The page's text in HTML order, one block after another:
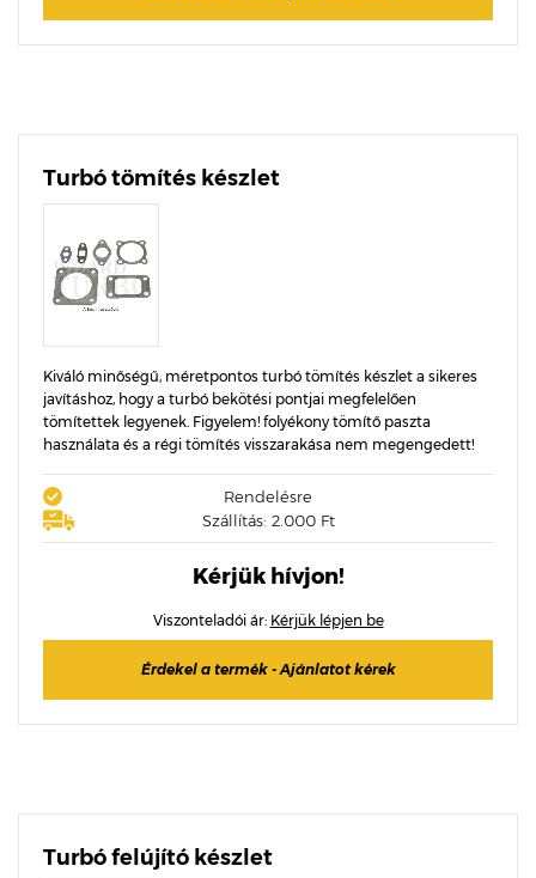
Turbó tömítés készlet
Kiváló minőségű, méretpontos turbó tömítés készlet a sikeres
javításhoz, hogy a turbó bekötési pontjai megfelelően
tömítettek legyenek. Figyelem! folyékony tömítő paszta
használata és a régi tömítés visszarakása nem megengedett!
Rendelésre
Szállítás: 2.000 Ft
Kérjük hívjon!
Viszonteladói ár: Kérjük lépjen be
Érdekel a termék - Ajánlatot kérek
Turbó felújító készlet